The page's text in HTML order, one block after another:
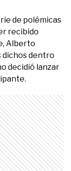
de polémicas
recibido
Alberto
dichos dentro
decidió lanzar